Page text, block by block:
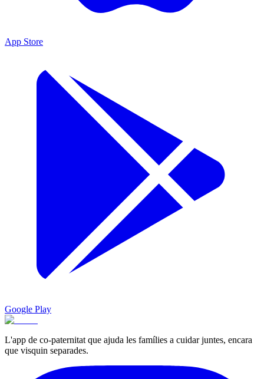
App Store
Google Play
L'app de co-paternitat que ajuda les famílies a cuidar juntes, encara
que visquin separades.